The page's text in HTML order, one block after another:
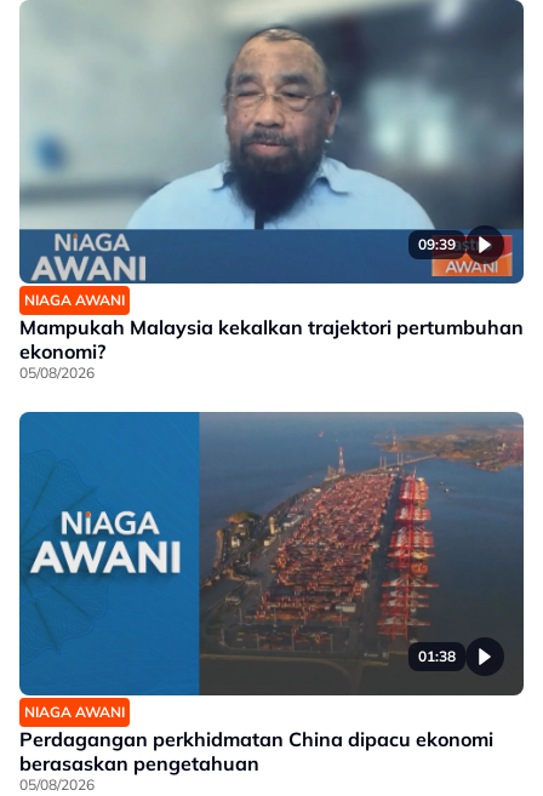
09:39
NIAGA AWANI
Mampukah Malaysia kekalkan trajektori pertumbuhan
ekonomi?
05/08/2026
01:38
NIAGA AWANI
Perdagangan perkhidmatan China dipacu ekonomi
berasaskan pengetahuan
05/08/2026